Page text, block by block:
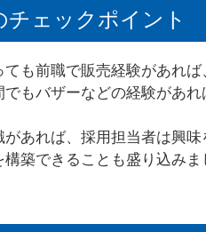
チェックポイント
も前職で販売経験があれば
もバザーなどの経験があ
あれば、採用担当者は興
築できることも盛り込みま